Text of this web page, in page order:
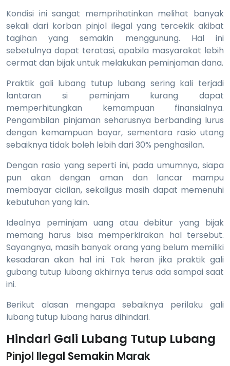
Kondisi ini sangat memprihatinkan melihat banyak
sekali dari korban pinjol ilegal yang tercekik akibat
tagihan yang semakin menggunung. Hal ini
sebetulnya dapat teratasi, apabila masyarakat lebih
cermat dan bijak untuk melakukan peminjaman dana.
Praktik gali lubang tutup lubang sering kali terjadi
lantaran si peminjam kurang dapat
memperhitungkan kemampuan finansialnya.
Pengambilan pinjaman seharusnya berbanding lurus
dengan kemampuan bayar, sementara rasio utang
sebaiknya tidak boleh lebih dari 30% penghasilan.
Dengan rasio yang seperti ini, pada umumnya, siapa
pun akan dengan aman dan lancar mampu
membayar cicilan, sekaligus masih dapat memenuhi
kebutuhan yang lain.
Idealnya peminjam uang atau debitur yang bijak
memang harus bisa memperkirakan hal tersebut.
Sayangnya, masih banyak orang yang belum memiliki
kesadaran akan hal ini. Tak heran jika praktik gali
gubang tutup lubang akhirnya terus ada sampai saat
ini.
Berikut alasan mengapa sebaiknya perilaku gali
lubang tutup lubang harus dihindari.
Hindari Gali Lubang Tutup Lubang
Pinjol Ilegal Semakin Marak